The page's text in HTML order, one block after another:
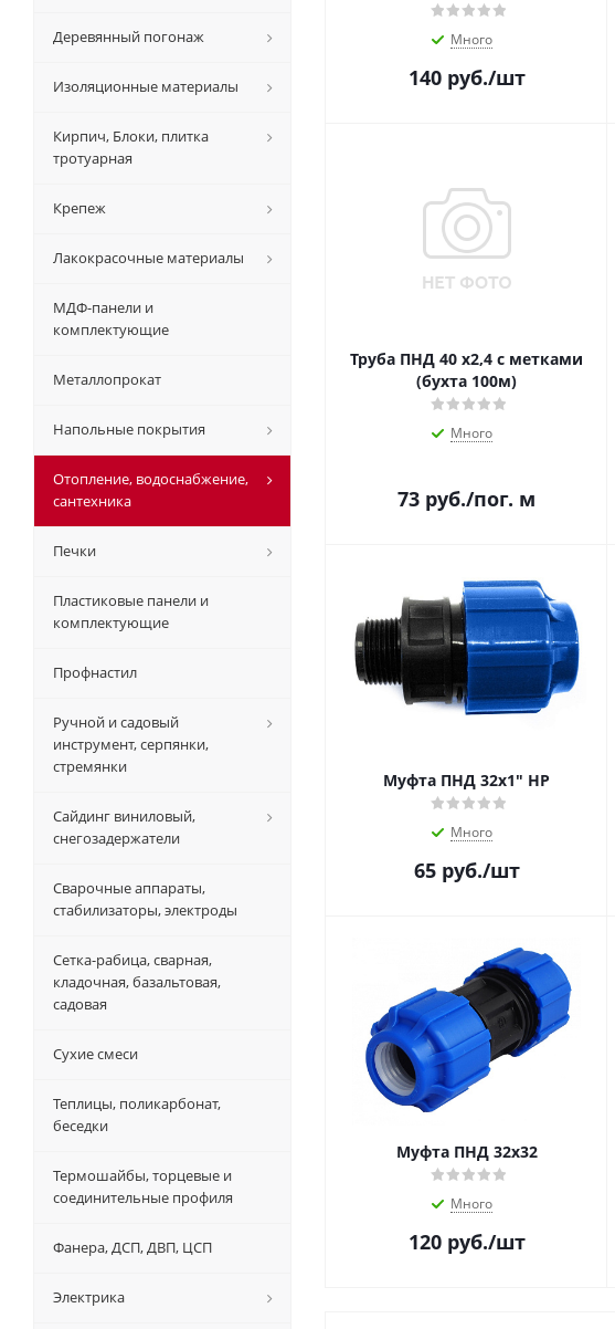
Много
140руб./шт
Труба ПНД 40 х2,4 с метками
(бухта 100м)
Много
73 руб./пог. м
Муфта ПНД 32х1" НР
Много
65руб./шт
Муфта ПНД 32х32
Много
120руб./шт
Деревянный погонаж
Изоляционные материалы
Кирпич, Блоки, плитка
тротуарная
Крепеж
Лакокрасочные материалы
МДФ-панели и
комплектующие
Металлопрокат
Напольные покрытия
Отопление, водоснабжение,
сантехника
Печки
Пластиковые панели и
комплектующие
Профнастил
Ручной и садовый
инструмент, серпянки,
стремянки
Сайдинг виниловый,
снегозадержатели
Сварочные аппараты,
стабилизаторы, электроды
Сетка-рабица, сварная,
кладочная, базальтовая,
садовая
Сухие смеси
Теплицы, поликарбонат,
беседки
Термошайбы, торцевые и
соединительные профиля
Фанера, ДСП, ДВП, ЦСП
Электрика